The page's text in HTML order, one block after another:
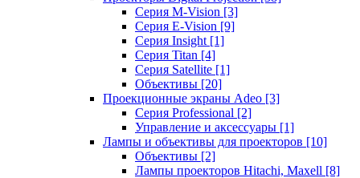
Серия M-Vision [3]
Серия E-Vision [9]
Серия Insight [1]
Серия Titan [4]
Серия Satellite [1]
Объективы [20]
Проекционные экраны Adeo [3]
Серия Professional [2]
Управление и аксессуары [1]
Лампы и объективы для проекторов [10]
Объективы [2]
Лампы проекторов Hitachi, Maxell [8]